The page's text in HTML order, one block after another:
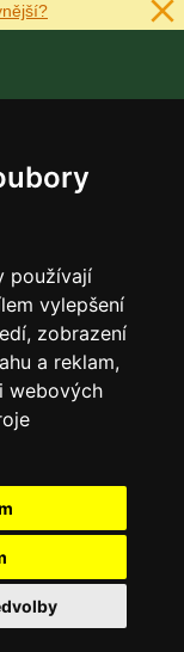
používají
vylepšení
zobrazení
a reklam,
webových
2026eProgress s.r.o.
známka společnosti